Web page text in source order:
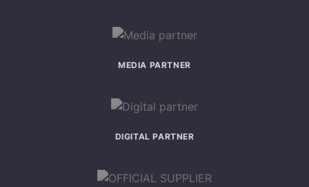
MEDIA PARTNER
DIGITAL PARTNER